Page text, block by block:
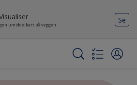
umiddelbart på veggen
Se